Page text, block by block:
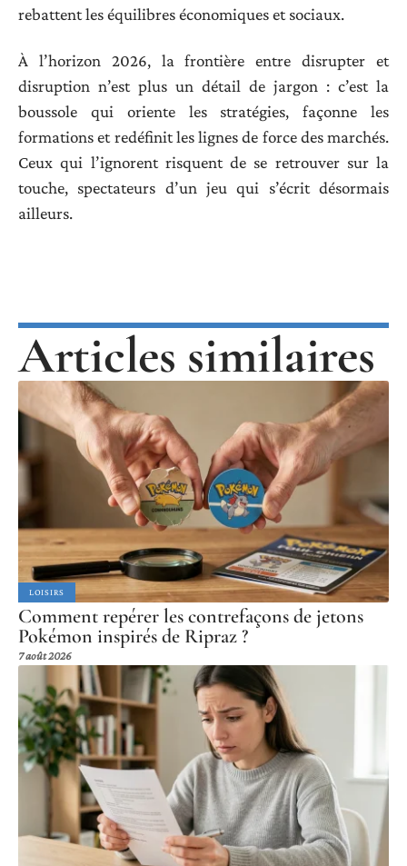
rebattent les équilibres économiques et sociaux.
À l’horizon 2026, la frontière entre disrupter et
disruption n’est plus un détail de jargon : c’est la
boussole qui oriente les stratégies, façonne les
formations et redéfinit les lignes de force des marchés.
Ceux qui l’ignorent risquent de se retrouver sur la
touche, spectateurs d’un jeu qui s’écrit désormais
ailleurs.
Articles similaires
LOISIRS
Comment repérer les contrefaçons de jetons
Pokémon inspirés de Ripraz ?
7 août 2026